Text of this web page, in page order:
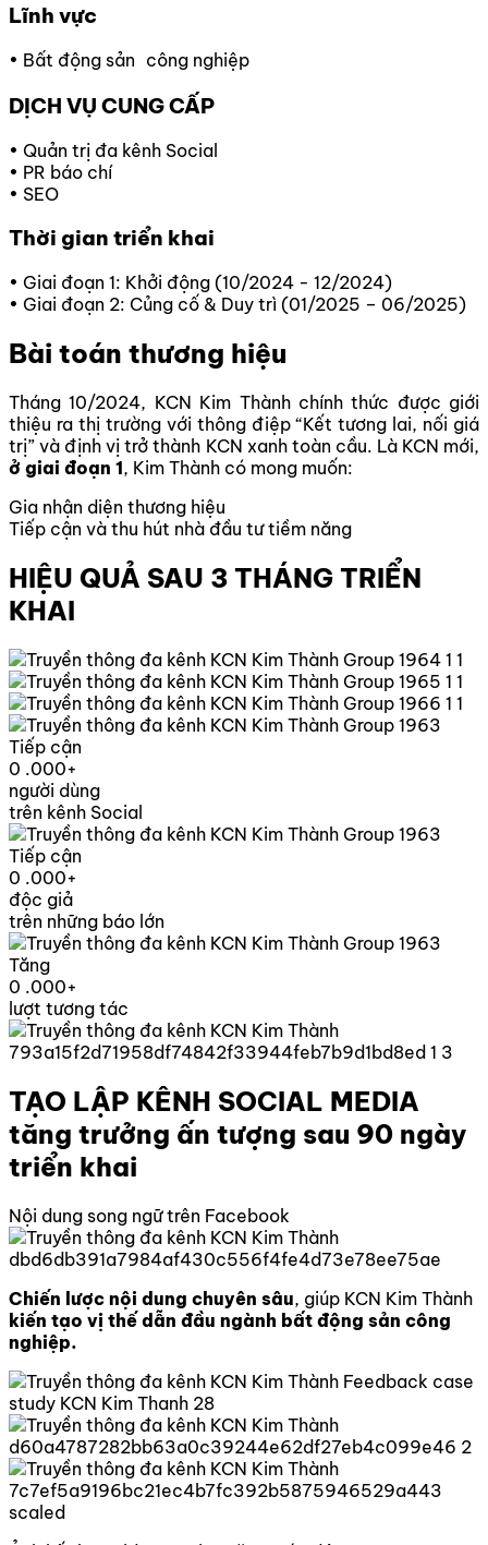
Lĩnh vực
• Bất động sản công nghiệp
DỊCH VỤ CUNG CẤP
• Quản trị đa kênh Social
• PR báo chí
• SEO
Thời gian triển khai
• Giai đoạn 1: Khởi động (10/2024 - 12/2024)
• Giai đoạn 2: Củng cố & Duy trì (01/2025 – 06/2025)
Bài toán thương hiệu
Tháng 10/2024, KCN Kim Thành chính thức được giới
thiệu ra thị trường với thông điệp “Kết tương lai, nối giá
trị” và định vị trở thành KCN xanh toàn cầu. Là KCN mới,
ở giai đoạn 1, Kim Thành có mong muốn:
Gia nhận diện thương hiệu
Tiếp cận và thu hút nhà đầu tư tiềm năng
HIỆU QUẢ SAU 3 THÁNG TRIỂN
KHAI
Tiếp cận
0 .000+
người dùng
trên kênh Social
Tiếp cận
0 .000+
độc giả
trên những báo lớn
Tăng
0 .000+
lượt tương tác
TẠO LẬP KÊNH SOCIAL MEDIA
tăng trưởng ấn tượng sau 90 ngày
triển khai
Nội dung song ngữ trên Facebook
Chiến lược nội dung chuyên sâu, giúp KCN Kim Thành
kiến tạo vị thế dẫn đầu ngành bất động sản công
nghiệp.